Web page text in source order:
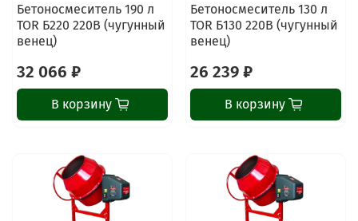
Бетоносмеситель 190 л
TOR Б220 220В (чугунный
венец)
32 066 ₽
В корзину
Бетоносмеситель 130 л
TOR Б130 220В (чугунный
венец)
26 239 ₽
В корзину